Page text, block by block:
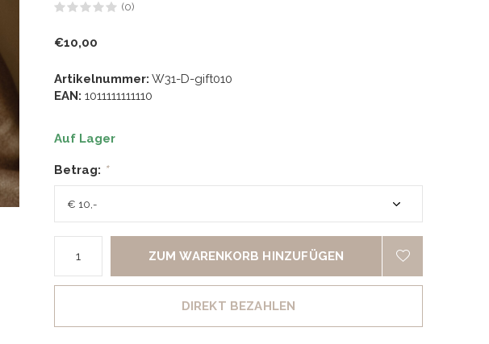
(0)
€10,00
Artikelnummer: W31-D-gift010
EAN: 1011111111110
Auf Lager
Betrag: *
ZUM WARENKORB HINZUFÜGEN
DIREKT BEZAHLEN